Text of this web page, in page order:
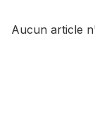
Aucun article